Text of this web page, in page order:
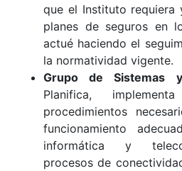
que el Instituto
planes de seguros en
actué haciendo el
la normatividad vigente.
Grupo de Sistemas
Planifica,
procedimientos
funcionamiento
informática y
procesos de